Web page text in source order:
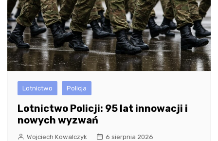
Lotnictwo Policja
Lotnictwo Policji: 95 lat innowacji i
nowych wyzwań
Wojciech Kowalczyk 6 sierpnia 2026